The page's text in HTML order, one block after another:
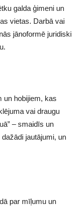
galda ģimeni un
vietas. Darbā vai
jānoformē juridiski
un hobijiem, kas
vai draugu
– smaidīs un
jautājumi, un
par mīļumu un